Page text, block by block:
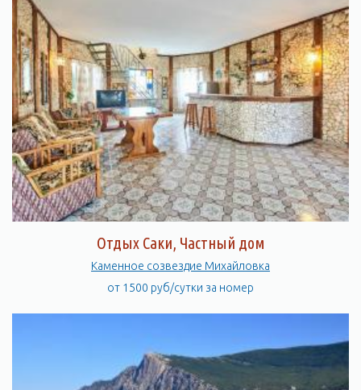
Отдых Саки, Частный дом
Каменное созвездие Михайловка
от 1500 руб/сутки за номер